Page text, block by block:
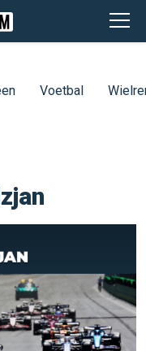
Voetbal